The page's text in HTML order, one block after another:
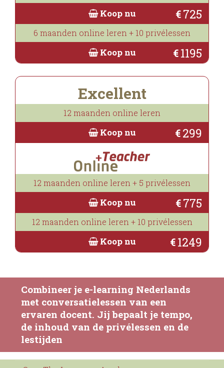
Koop nu €725
6 maanden online leren + 10 privélessen
Koop nu €1195
Excellent
12 maanden online leren
Koop nu €299
12 maanden online leren + 5 privélessen
Koop nu €775
12 maanden online leren + 10 privélessen
Koop nu €1249
Combineer je e-learning Nederlands
met conversatielessen van een
ervaren docent. Jij bepaalt je tempo,
de inhoud van de privélessen en de
lestijden